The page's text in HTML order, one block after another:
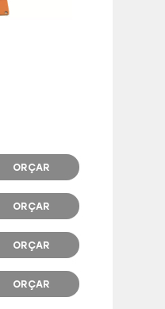
ORÇAR
ORÇAR
ORÇAR
ORÇAR